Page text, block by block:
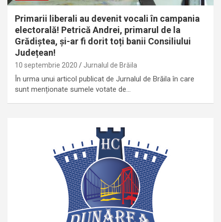
Primarii liberali au devenit vocali în campania
electorală! Petrică Andrei, primarul de la
Grădiștea, și-ar fi dorit toți banii Consiliului
Județean!
10 septembrie 2020 Jurnalul de Brăila
În urma unui articol publicat de Jurnalul de Brăila în care
sunt menționate sumele votate de…